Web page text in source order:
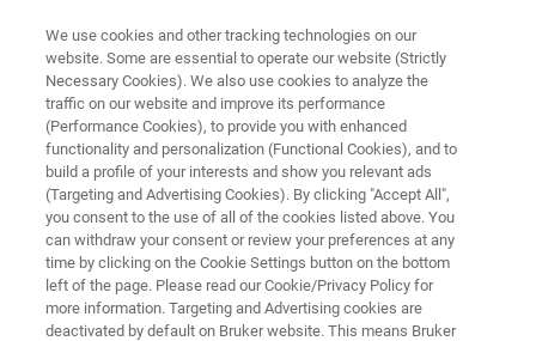
凹凸試料のEDS定量分析
EDSで信頼性の高い定量分析を行うためには、試料と
検出器の位置関係を正確に知ることが必要です。しかし
We use cookies and other tracking technologies on our
website. Some are essential to operate our website (Strictly
Necessary Cookies). We also use cookies to analyze the
traffic on our website and improve its performance
(Performance Cookies), to provide you with enhanced
functionality and personalization (Functional Cookies), and to
build a profile of your interests and show you relevant ads
(Targeting and Advertising Cookies). By clicking "Accept All",
you consent to the use of all of the cookies listed above. You
can withdraw your consent or review your preferences at any
time by clicking on the Cookie Settings button on the bottom
left of the page. Please read our Cookie/Privacy Policy for
more information. Targeting and Advertising cookies are
deactivated by default on Bruker website. This means Bruker